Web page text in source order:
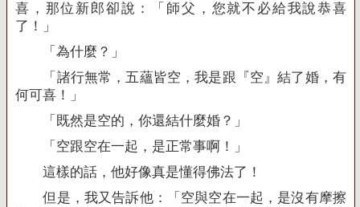
喜，那位新郎卻說：「師父，您就不必給我說恭喜
了！」
「為什麼？」
「諸行無常，五蘊皆空，我是跟『空』結了婚，有
何可喜！」
「既然是空的，你還結什麼婚？」
「空跟空在一起，是正常事啊！」
這樣的話，他好像真是懂得佛法了！
但是，我又告訴他：「空與空在一起，是沒有摩擦